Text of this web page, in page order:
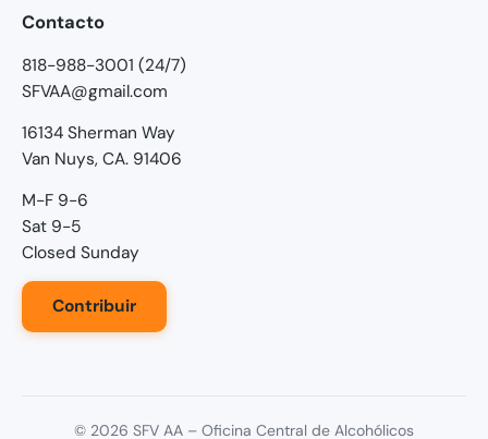
Contacto
818-988-3001 (24/7)
SFVAA@gmail.com
16134 Sherman Way
Van Nuys, CA. 91406
M-F 9-6
Sat 9-5
Closed Sunday
Contribuir
© 2026 SFV AA – Oficina Central de Alcohólicos